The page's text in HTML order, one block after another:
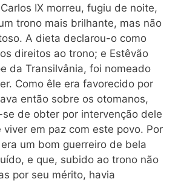
IX morreu, fugiu de noite,
trono mais brilhante, mas não
A dieta declarou-o como
direitos ao trono; e Estêvão
da Transilvânia, foi nomeado
Como êle era favorecido por
então sobre os otomanos,
de obter por intervenção dele
viver em paz com este povo. Por
um bom guerreiro de bela
e que, subido ao trono não
por seu mérito, havia